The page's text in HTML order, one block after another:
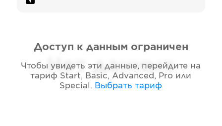
Нет данных
Доступ к данным ограничен
Чтобы увидеть эти данные, перейдите на
тариф Start, Basic, Advanced, Pro или
Special . Выбрать тариф